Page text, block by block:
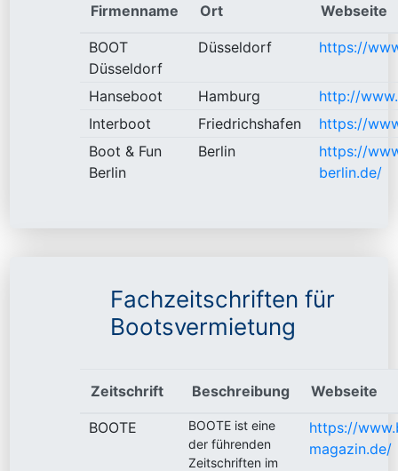
Firmenname Ort Webseite
BOOT
Düsseldorf
Düsseldorf https://
Hanseboot Hamburg
http://
Interboot
Friedrichshafen
https://
Boot & Fun
Berlin
Berlin
https://
berlin.de/
Fachzeitschriften für
Bootsvermietung
Zeitschrift Beschreibung Webseite
BOOTE
BOOTE ist eine
der führenden
Zeitschriften im
https://
magazin.de/